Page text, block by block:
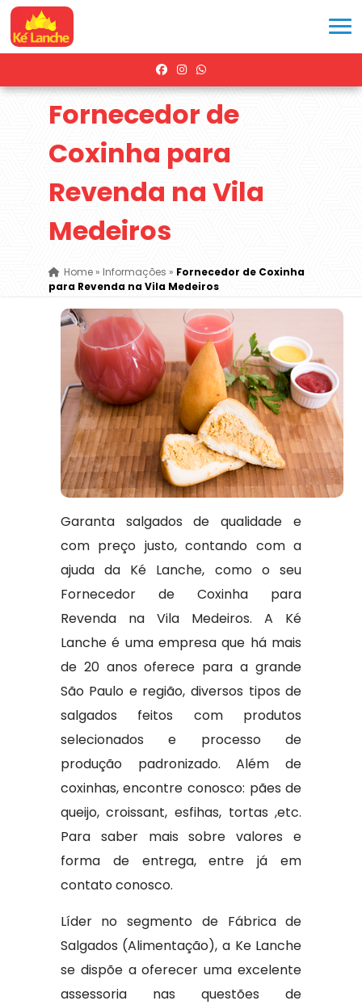
Fornecedor de
Coxinha para
Revenda na Vila
Medeiros
Home» Informações » Fornecedor de Coxinha
para Revenda na Vila Medeiros
Garanta salgados de qualidade e
com preço justo, contando com a
ajuda da Ké Lanche, como o seu
Fornecedor de Coxinha para
Revenda na Vila Medeiros. A Ké
Lanche é uma empresa que há mais
de 20 anos oferece para a grande
São Paulo e região, diversos tipos de
salgados feitos com produtos
selecionados e processo de
produção padronizado. Além de
coxinhas, encontre conosco: pães de
queijo, croissant, esfihas, tortas ,etc.
Para saber mais sobre valores e
forma de entrega, entre já em
contato conosco.
Líder no segmento de Fábrica de
Salgados (Alimentação), a Ke Lanche
se dispõe a oferecer uma excelente
assessoria nas questões de